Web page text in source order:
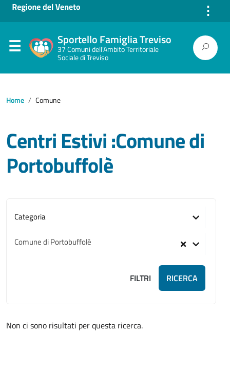
⋮
Sportello Famiglia Treviso
37 Comuni dell’Ambito Territoriale
Sociale di Treviso
Home Comune
Centri Estivi :Comune di
Portobuffolè
Categoria
Comune di Portobuffolè
FILTRI RICERCA
Non ci sono risultati per questa ricerca.